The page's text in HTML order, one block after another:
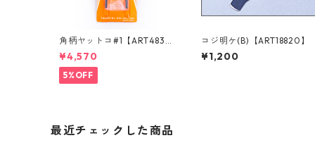
角柄ヤットコ#1【ART4833
0】
¥4,570
5%OFF
コジ明ケ(B)【ART18820】
¥1,200
最近チェックした商品